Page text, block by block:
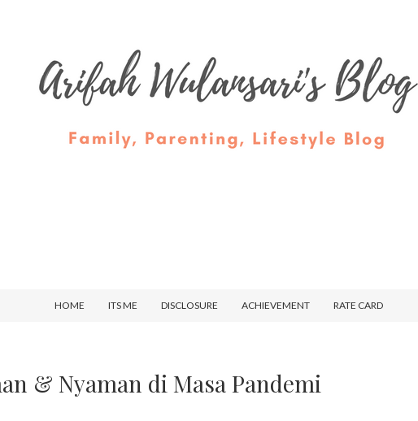
HOME ITS ME DISCLOSURE ACHIEVEMENT RATE CARD
& Nyaman di Masa Pandemi